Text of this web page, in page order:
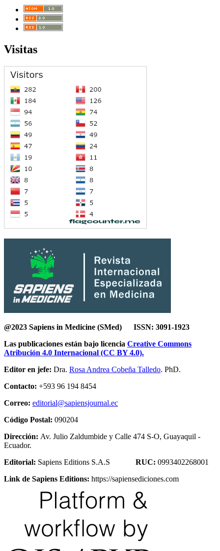
Visitas
@2023 Sapiens in Medicine (SMed) ISSN: 3091-1923
Las publicaciones están bajo licencia Creative Commons
Atribución 4.0 Internacional (CC BY 4.0).
Editor en jefe: Dra. Rosa Andrea Cobeña Talledo. PhD.
Contacto: +593 96 194 8454
Correo: editorial@sapiensjournal.ec
Código Postal: 090204
Dirección: Av. Julio Zaldumbide y Calle 474 S-O, Guayaquil -
Ecuador.
Editorial: Sapiens Editions S.A.S RUC: 0993402268001
Link de Sapiens Editions: https://sapiensediciones.com